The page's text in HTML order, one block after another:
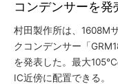
コンデンサーを発
村田製作所は、1608M
クコンデンサー「
を発表した。最大
IC近傍に配置できる。